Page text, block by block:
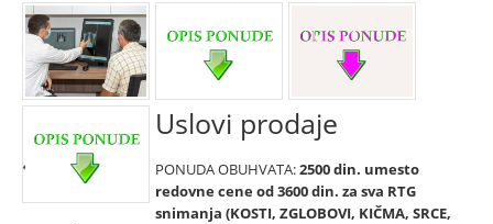
Uslovi prodaje
PONUDA OBUHVATA:2500 din. umesto
redovne cene od 3600 din. za sva RTG
snimanja (KOSTI, ZGLOBOVI, KIČMA, SRCE,